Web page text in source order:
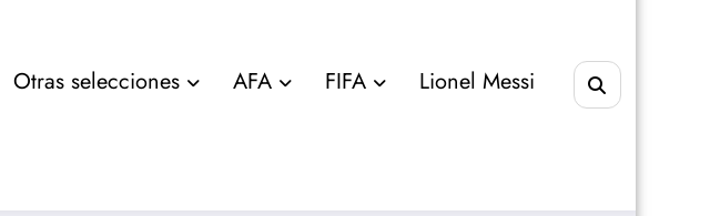
Otras selecciones AFA FIFA Lionel Messi